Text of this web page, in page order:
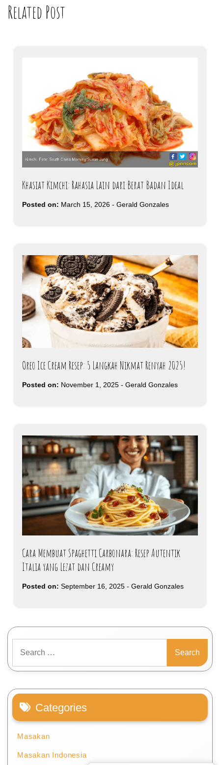
Related Post
Khasiat Kimchi: Rahasia Lain dari Berat Badan Ideal
Posted on: March 15, 2026 - Gerald Gonzales
Oreo Ice Cream Resep: 5 Langkah Nikmat Renyah 2025!
Posted on: November 1, 2025 - Gerald Gonzales
Cara Membuat Spaghetti Carbonara: Resep Autentik
Italia yang Lezat dan Creamy
Posted on: September 16, 2025 - Gerald Gonzales
for:
Categories
Masakan
Masakan Indonesia